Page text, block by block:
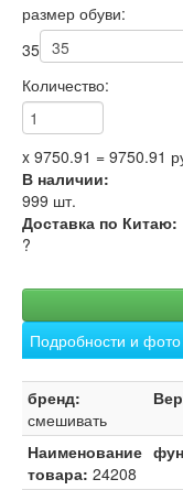
размер обуви:
35
Количество:
x 9750.91 = 9750.91
В наличии:
999 шт.
Доставка по Китаю:
?
Подробности и фото
бренд:
смешивать
Наименование
товара: 24208